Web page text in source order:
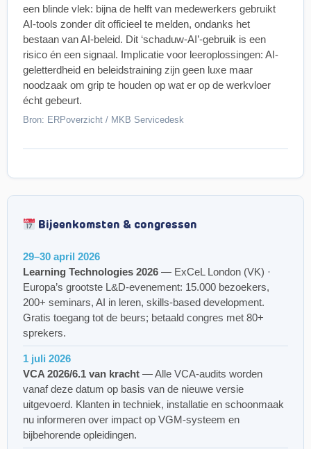
een blinde vlek: bijna de helft van medewerkers gebruikt
AI-tools zonder dit officieel te melden, ondanks het
bestaan van AI-beleid. Dit ‘schaduw-AI’-gebruik is een
risico én een signaal. Implicatie voor leeroplossingen: AI-
geletterdheid en beleidstraining zijn geen luxe maar
noodzaak om grip te houden op wat er op de werkvloer
écht gebeurt.
Bron: ERPoverzicht / MKB Servicedesk
Bijeenkomsten & congressen
29–30 april 2026
Learning Technologies 2026 — ExCeL London (VK) ·
Europa’s grootste L&D-evenement: 15.000 bezoekers,
200+ seminars, AI in leren, skills-based development.
Gratis toegang tot de beurs; betaald congres met 80+
sprekers.
1 juli 2026
VCA 2026/6.1 van kracht — Alle VCA-audits worden
vanaf deze datum op basis van de nieuwe versie
uitgevoerd. Klanten in techniek, installatie en schoonmaak
nu informeren over impact op VGM-systeem en
bijbehorende opleidingen.